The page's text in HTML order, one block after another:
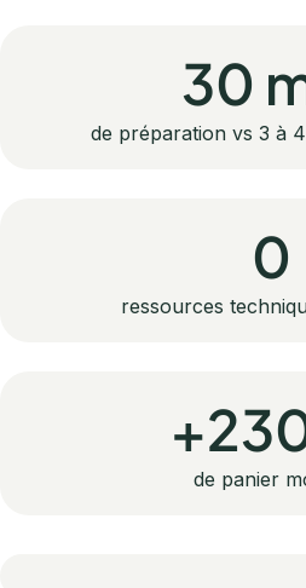
30
de préparation vs 3 à
0
ressources
de panier